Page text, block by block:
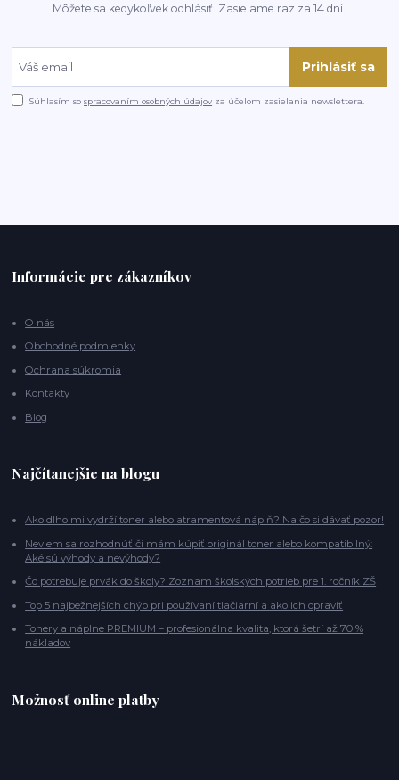
Môžete sa kedykoľvek odhlásiť. Zasielame raz za 14 dní.
Prihlásiť sa
Súhlasím sospracovaním osobných údajov za účelom zasielania newslettera.
Informácie pre zákazníkov
O nás
Obchodné podmienky
Ochrana súkromia
Kontakty
Blog
Najčítanejšie na blogu
Ako dlho mi vydrží toner alebo atramentová náplň? Na čo si dávať pozor!
Neviem sa rozhodnúť či mám kúpiť originál toner alebo kompatibilný:
Aké sú výhody a nevýhody?
Čo potrebuje prvák do školy? Zoznam školských potrieb pre 1. ročník ZŠ
Top 5 najbežnejších chýb pri používaní tlačiarní a ako ich opraviť
Tonery a náplne PREMIUM – profesionálna kvalita, ktorá šetrí až 70 %
nákladov
Možnosť online platby